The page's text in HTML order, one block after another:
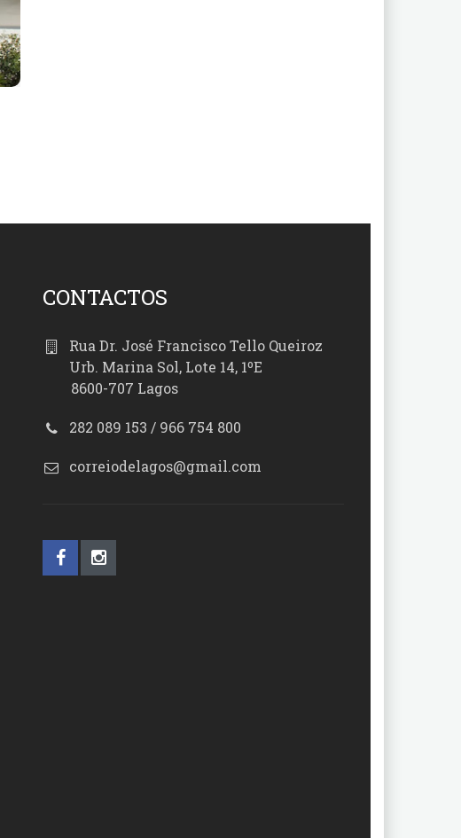
CONTACTOS
Rua Dr. José Francisco Tello Queiroz
Urb. Marina Sol, Lote 14, 1ºE
8600-707 Lagos
282 089 153 / 966 754 800
correiodelagos@gmail.com